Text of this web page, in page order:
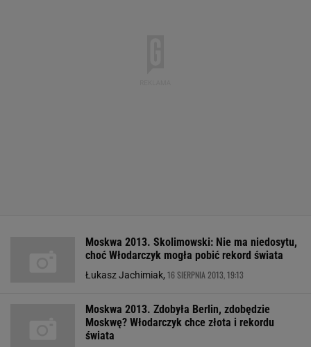
Moskwa 2013. Skolimowski: Nie ma niedosytu,
choć Włodarczyk mogła pobić rekord świata
Łukasz Jachimiak, 16 SIERPNIA 2013, 19:13
Moskwa 2013. Zdobyła Berlin, zdobędzie
Moskwę? Włodarczyk chce złota i rekordu
świata